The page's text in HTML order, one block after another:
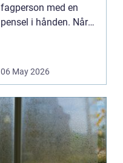
fagperson med en
pensel i hånden. Når
06 May 2026